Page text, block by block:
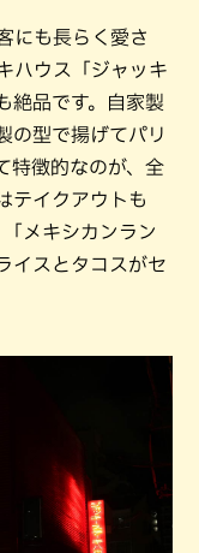
にも長らく愛さ
ハウス「ジャッキ
絶品です。自家製
の型で揚げてパリ
特徴的なのが、全
テイクアウトも
メキシカンラン
イスとタコスがセ